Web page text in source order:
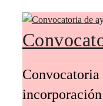
Convocatoria